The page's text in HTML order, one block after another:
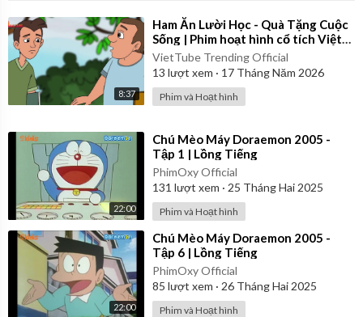
8:37
⁣Ham Ăn Lười Học - Quà Tặng Cuộc
Sống | Phim hoạt hình cổ tích Việt
Nam
VietTube Trending Official
13 lượt xem · 17 Tháng Năm 2026
Phim và Hoạt hình
22:00
⁣Chú Mèo Máy Doraemon 2005 -
Tập 1 | Lồng Tiếng
PhimOxy Official
131 lượt xem · 25 Tháng Hai 2025
Phim và Hoạt hình
22:00
⁣Chú Mèo Máy Doraemon 2005 -
Tập 6 | Lồng Tiếng
PhimOxy Official
85 lượt xem · 26 Tháng Hai 2025
Phim và Hoạt hình